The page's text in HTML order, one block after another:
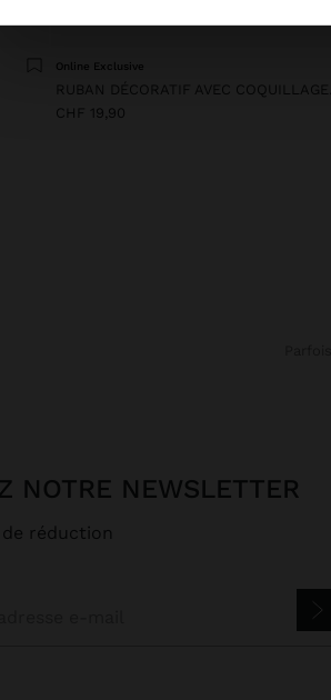
Online Exclusive
CHF 19,90
NOTRE NEWSLETTER
réduction